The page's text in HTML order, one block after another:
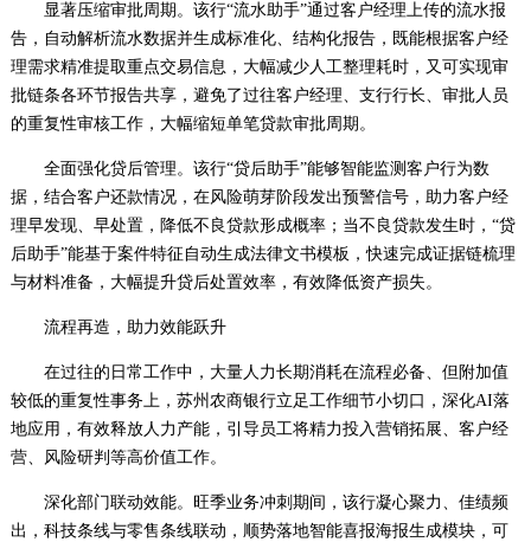
显著压缩审批周期。该行“流水助手”通过客户经理上传的流水报
告，自动解析流水数据并生成标准化、结构化报告，既能根据客户经
理需求精准提取重点交易信息，大幅减少人工整理耗时，又可实现审
批链条各环节报告共享，避免了过往客户经理、支行行长、审批人员
的重复性审核工作，大幅缩短单笔贷款审批周期。
全面强化贷后管理。该行“贷后助手”能够智能监测客户行为数
据，结合客户还款情况，在风险萌芽阶段发出预警信号，助力客户经
理早发现、早处置，降低不良贷款形成概率；当不良贷款发生时，“贷
后助手”能基于案件特征自动生成法律文书模板，快速完成证据链梳理
与材料准备，大幅提升贷后处置效率，有效降低资产损失。
流程再造，助力效能跃升
在过往的日常工作中，大量人力长期消耗在流程必备、但附加值
较低的重复性事务上，苏州农商银行立足工作细节小切口，深化AI落
地应用，有效释放人力产能，引导员工将精力投入营销拓展、客户经
营、风险研判等高价值工作。
深化部门联动效能。旺季业务冲刺期间，该行凝心聚力、佳绩频
出，科技条线与零售条线联动，顺势落地智能喜报海报生成模块，可